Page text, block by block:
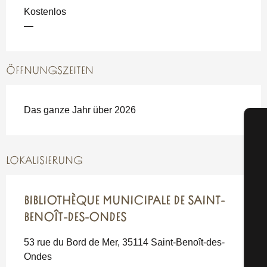
Kostenlos
—
ÖFFNUNGSZEITEN
Das ganze Jahr über 2026
LOKALISIERUNG
BIBLIOTHÈQUE MUNICIPALE DE SAINT-
BENOÎT-DES-ONDES
53 rue du Bord de Mer, 35114 Saint-Benoît-des-
Ondes